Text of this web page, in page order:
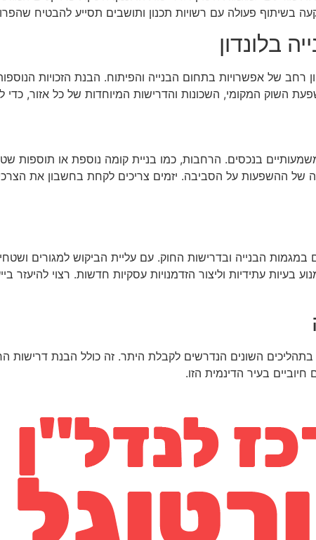
בשיתוף פעולה עם רשויות תכנון ותושבים תסייע להבטיח
בלונדון
רחב של אפשרויות בתחום הבנייה והפיתוח. הבנת הזכויות
השוק המקומי, השכונות והדרישות המיוחדות של כל אזור, כדי
משמעותיים בנכסים. הרחבות, כמו בניית קומה נוספת או
של ההשפעות על הסביבה. יזמים צריכים לקחת בחשבון את
במגמות הבנייה ובדרישות החוק. עם עליית הביקוש למגורים
בעיות עתידיות וליצור הזדמנויות עסקיות חדשות. רצוי להיעזר
בתהליכים השונים הנדרשים לקבלת היתר. זה כולל הבנת דרישות
חיוביים בעיר הדינמית הזו.